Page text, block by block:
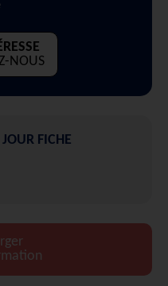
NOUS
FICHE